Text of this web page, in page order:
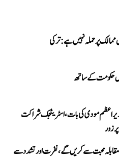
ممالک پر حملہ نہیں ہے: ترکی
دل حکومت کے ساتھ
اعظم مودی کی بات، اسٹریٹجک شراکت
زور
مقابلہ محبت سے کریں گے، نفرت اور تشدد سے